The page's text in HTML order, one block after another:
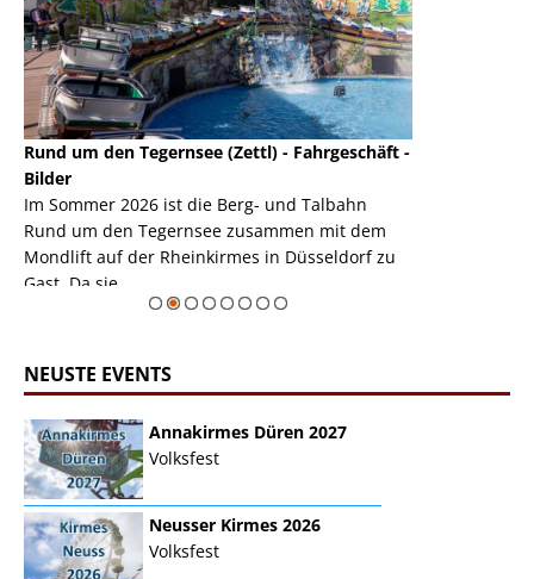
Rund um den Tegernsee (Zettl) - Fahrgeschäft -
Bilder
Im Sommer 2026 ist die Berg- und Talbahn
Rund um den Tegernsee zusammen mit dem
Mondlift auf der Rheinkirmes in Düsseldorf zu
Gast. Da sie ...
NEUSTE EVENTS
Annakirmes Düren 2027
Volksfest
Neusser Kirmes 2026
Volksfest